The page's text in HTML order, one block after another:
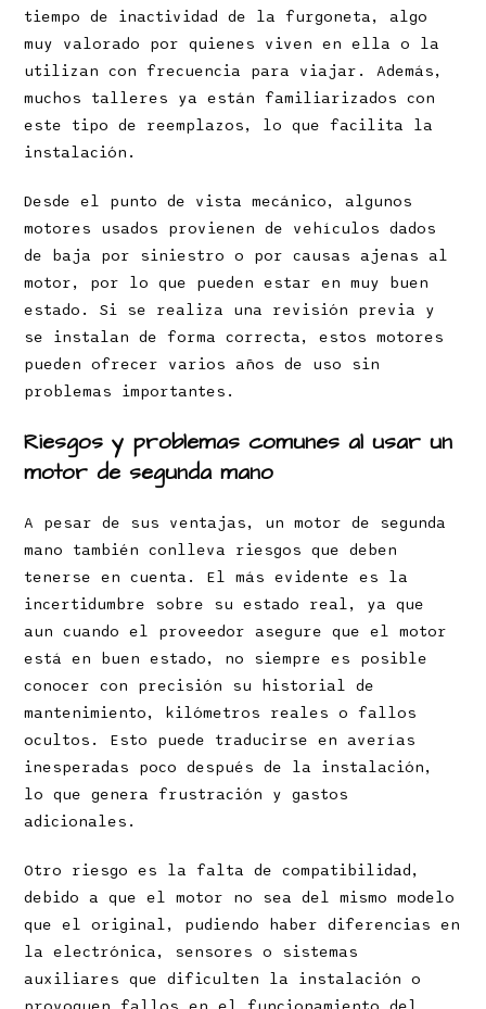
tiempo de inactividad de la furgoneta, algo
muy valorado por quienes viven en ella o la
utilizan con frecuencia para viajar. Además,
muchos talleres ya están familiarizados con
este tipo de reemplazos, lo que facilita la
instalación.
Desde el punto de vista mecánico, algunos
motores usados provienen de vehículos dados
de baja por siniestro o por causas ajenas al
motor, por lo que pueden estar en muy buen
estado. Si se realiza una revisión previa y
se instalan de forma correcta, estos motores
pueden ofrecer varios años de uso sin
problemas importantes.
Riesgos y problemas comunes al usar un
motor de segunda mano
A pesar de sus ventajas, un motor de segunda
mano también conlleva riesgos que deben
tenerse en cuenta. El más evidente es la
incertidumbre sobre su estado real, ya que
aun cuando el proveedor asegure que el motor
está en buen estado, no siempre es posible
conocer con precisión su historial de
mantenimiento, kilómetros reales o fallos
ocultos. Esto puede traducirse en averías
inesperadas poco después de la instalación,
lo que genera frustración y gastos
adicionales.
Otro riesgo es la falta de compatibilidad,
debido a que el motor no sea del mismo modelo
que el original, pudiendo haber diferencias en
la electrónica, sensores o sistemas
auxiliares que dificulten la instalación o